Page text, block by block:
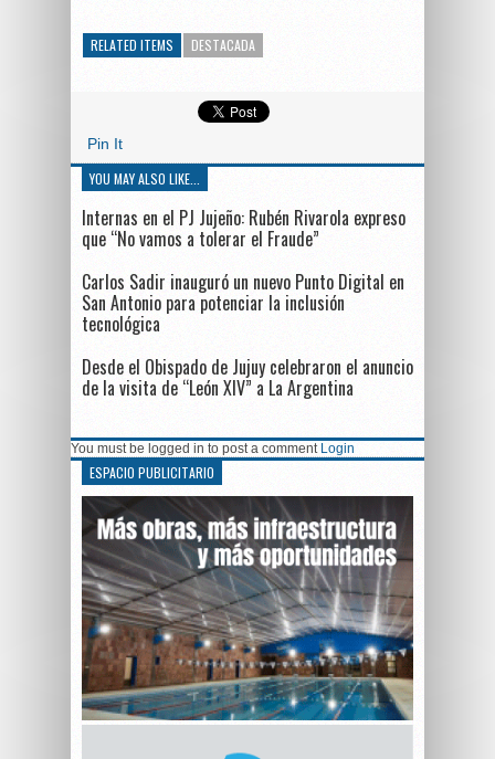
RELATED ITEMS DESTACADA
Pin It
YOU MAY ALSO LIKE...
Internas en el PJ Jujeño: Rubén Rivarola expreso
que “No vamos a tolerar el Fraude”
Carlos Sadir inauguró un nuevo Punto Digital en
San Antonio para potenciar la inclusión
tecnológica
Desde el Obispado de Jujuy celebraron el anuncio
de la visita de “León XIV” a La Argentina
You must be logged in to post a comment Login
ESPACIO PUBLICITARIO